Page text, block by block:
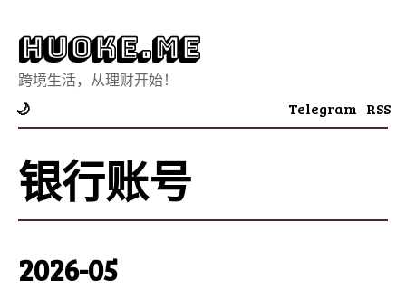
Huoke.Me
跨境生活，从理财开始！
🌙 Telegram RSS
银行账号
2026-05